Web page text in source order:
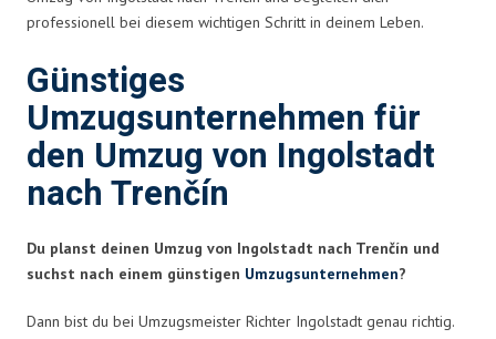
professionell bei diesem wichtigen Schritt in deinem Leben.
Günstiges
Umzugsunternehmen für
den Umzug von Ingolstadt
nach Trenčín
Du planst deinen Umzug von Ingolstadt nach Trenčín und
suchst nach einem günstigen Umzugsunternehmen?
Dann bist du bei Umzugsmeister Richter Ingolstadt genau richtig.